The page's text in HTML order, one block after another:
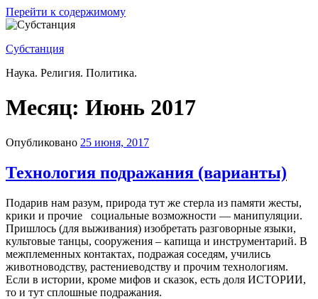
Перейти к содержимому
Субстанция
Наука. Религия. Политика.
Месяц: Июнь 2017
Опубликовано 25 июня, 2017
Технология подражания (варианты)
Подарив нам разум, природа тут же стерла из памяти жесты,
крики и прочие
социальные возможности — манипуляции.
Пришлось (для выживания) изобретать разговорные языки,
культовые танцы, сооружения – капища и инструментарий. В
межплеменных контактах, подражая соседям, учились
животноводству, растениеводству и прочим технологиям.
Если в истории, кроме мифов и сказок, есть доля ИСТОРИИ,
то и тут сплошные подражания.